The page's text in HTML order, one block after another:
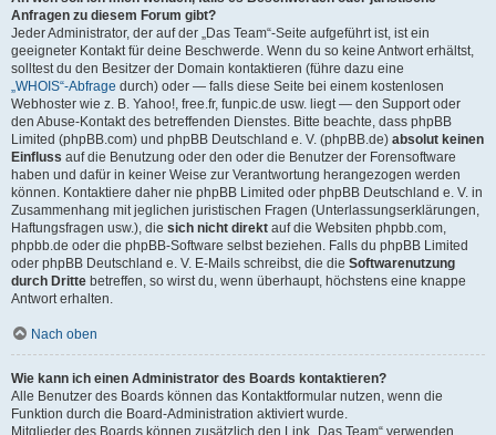
Anfragen zu diesem Forum gibt?
Jeder Administrator, der auf der „Das Team“-Seite aufgeführt ist, ist ein
geeigneter Kontakt für deine Beschwerde. Wenn du so keine Antwort erhältst,
solltest du den Besitzer der Domain kontaktieren (führe dazu eine
„WHOIS“-Abfrage durch) oder — falls diese Seite bei einem kostenlosen
Webhoster wie z. B. Yahoo!, free.fr, funpic.de usw. liegt — den Support oder
den Abuse-Kontakt des betreffenden Dienstes. Bitte beachte, dass phpBB
Limited (phpBB.com) und phpBB Deutschland e. V. (phpBB.de) absolut keinen
Einfluss auf die Benutzung oder den oder die Benutzer der Forensoftware
haben und dafür in keiner Weise zur Verantwortung herangezogen werden
können. Kontaktiere daher nie phpBB Limited oder phpBB Deutschland e. V. in
Zusammenhang mit jeglichen juristischen Fragen (Unterlassungserklärungen,
Haftungsfragen usw.), die sich nicht direkt auf die Websiten phpbb.com,
phpbb.de oder die phpBB-Software selbst beziehen. Falls du phpBB Limited
oder phpBB Deutschland e. V. E-Mails schreibst, die die Softwarenutzung
durch Dritte betreffen, so wirst du, wenn überhaupt, höchstens eine knappe
Antwort erhalten.
Nach oben
Wie kann ich einen Administrator des Boards kontaktieren?
Alle Benutzer des Boards können das Kontaktformular nutzen, wenn die
Funktion durch die Board-Administration aktiviert wurde.
Mitglieder des Boards können zusätzlich den Link „Das Team“ verwenden.